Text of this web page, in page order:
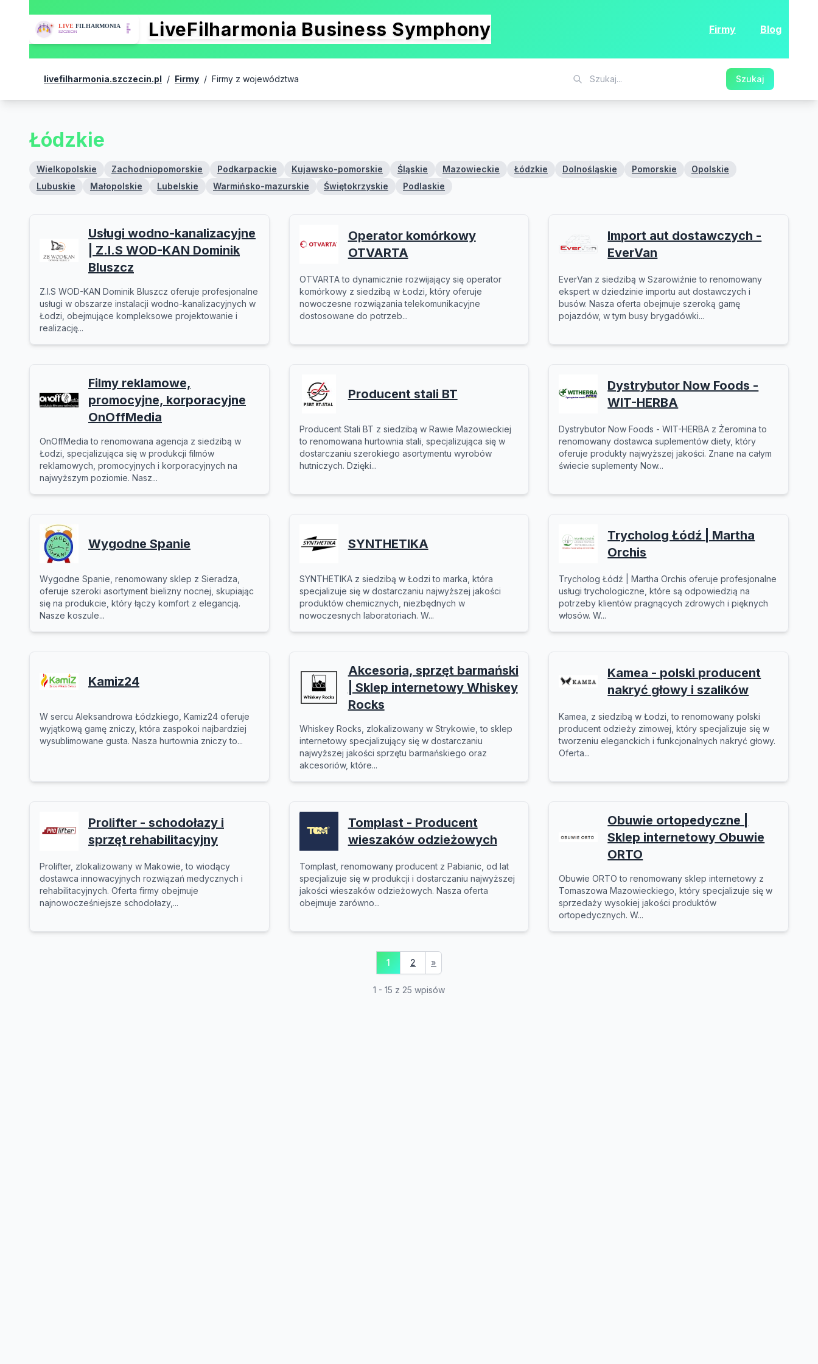
LiveFilharmonia Business Symphony Firmy Blog
livefilharmonia.szczecin.pl / Firmy / Firmy z województwa Szukaj
Łódzkie
Wielkopolskie Zachodniopomorskie Podkarpackie Kujawsko-pomorskie Śląskie Mazowieckie Łódzkie Dolnośląskie Pomorskie
Opolskie
Lubuskie
Małopolskie Lubelskie Warmińsko-mazurskie Świętokrzyskie Podlaskie
Usługi wodno-kanalizacyjne
| Z.I.S WOD-KAN Dominik
Bluszcz
Z.I.S WOD-KAN Dominik Bluszcz oferuje profesjonalne
usługi w obszarze instalacji wodno-kanalizacyjnych w
Łodzi, obejmujące kompleksowe projektowanie i
realizację...
Operator komórkowy
OTVARTA
OTVARTA to dynamicznie rozwijający się operator
komórkowy z siedzibą w Łodzi, który oferuje
nowoczesne rozwiązania telekomunikacyjne
dostosowane do potrzeb...
Import aut dostawczych -
EverVan
EverVan z siedzibą w Szarowiźnie to renomowany
ekspert w dziedzinie importu aut dostawczych i
busów. Nasza oferta obejmuje szeroką gamę
pojazdów, w tym busy brygadówki...
Filmy reklamowe,
promocyjne, korporacyjne
OnOffMedia
OnOffMedia to renomowana agencja z siedzibą w
Łodzi, specjalizująca się w produkcji filmów
reklamowych, promocyjnych i korporacyjnych na
najwyższym poziomie. Nasz...
Producent stali BT
Producent Stali BT z siedzibą w Rawie Mazowieckiej
to renomowana hurtownia stali, specjalizująca się w
dostarczaniu szerokiego asortymentu wyrobów
hutniczych. Dzięki...
Dystrybutor Now Foods -
WIT-HERBA
Dystrybutor Now Foods - WIT-HERBA z Żeromina to
renomowany dostawca suplementów diety, który
oferuje produkty najwyższej jakości. Znane na całym
świecie suplementy Now...
Wygodne Spanie
Wygodne Spanie, renomowany sklep z Sieradza,
oferuje szeroki asortyment bielizny nocnej, skupiając
się na produkcie, który łączy komfort z elegancją.
Nasze koszule...
SYNTHETIKA
SYNTHETIKA z siedzibą w Łodzi to marka, która
specjalizuje się w dostarczaniu najwyższej jakości
produktów chemicznych, niezbędnych w
nowoczesnych laboratoriach. W...
Trycholog Łódź | Martha
Orchis
Trycholog Łódź | Martha Orchis oferuje profesjonalne
usługi trychologiczne, które są odpowiedzią na
potrzeby klientów pragnących zdrowych i pięknych
włosów. W...
Kamiz24
W sercu Aleksandrowa Łódzkiego, Kamiz24 oferuje
wyjątkową gamę zniczy, która zaspokoi najbardziej
wysublimowane gusta. Nasza hurtownia zniczy to...
Akcesoria, sprzęt barmański
| Sklep internetowy Whiskey
Rocks
Whiskey Rocks, zlokalizowany w Strykowie, to sklep
internetowy specjalizujący się w dostarczaniu
najwyższej jakości sprzętu barmańskiego oraz
akcesoriów, które...
Kamea - polski producent
nakryć głowy i szalików
Kamea, z siedzibą w Łodzi, to renomowany polski
producent odzieży zimowej, który specjalizuje się w
tworzeniu eleganckich i funkcjonalnych nakryć głowy.
Oferta...
Prolifter - schodołazy i
sprzęt rehabilitacyjny
Prolifter, zlokalizowany w Makowie, to wiodący
dostawca innowacyjnych rozwiązań medycznych i
rehabilitacyjnych. Oferta firmy obejmuje
najnowocześniejsze schodołazy,...
Tomplast - Producent
wieszaków odzieżowych
Tomplast, renomowany producent z Pabianic, od lat
specjalizuje się w produkcji i dostarczaniu najwyższej
jakości wieszaków odzieżowych. Nasza oferta
obejmuje zarówno...
Obuwie ortopedyczne |
Sklep internetowy Obuwie
ORTO
Obuwie ORTO to renomowany sklep internetowy z
Tomaszowa Mazowieckiego, który specjalizuje się w
sprzedaży wysokiej jakości produktów
ortopedycznych. W...
1 2 »
1 - 15 z 25 wpisów